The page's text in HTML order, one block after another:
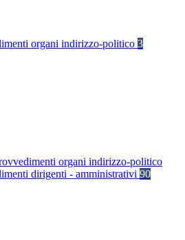
organi indirizzo-politico 3
organi indirizzo-politico
dirigenti - amministrativi 90